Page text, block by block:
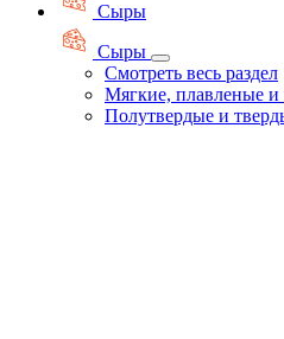
Сыры
Сыры
Смотреть весь раздел
Мягкие, плавленые
Полутвердые и